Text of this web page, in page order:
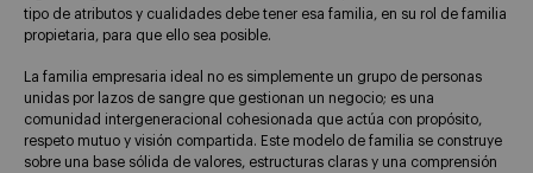
tipo de atributos y cualidades debe tener esa familia, en su rol de familia
propietaria, para que ello sea posible.
La familia empresaria ideal no es simplemente un grupo de personas
unidas por lazos de sangre que gestionan un negocio; es una
comunidad intergeneracional cohesionada que actúa con propósito,
respeto mutuo y visión compartida. Este modelo de familia se construye
sobre una base sólida de valores, estructuras claras y una comprensión